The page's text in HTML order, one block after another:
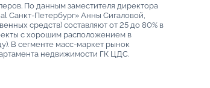
По данным заместителя директора
Санкт-Петербург» Анны Сигаловой,
средств) составляют от 25 до 80% в
с хорошим расположением в
В сегменте масс-маркет рынок
недвижимости ГК ЦДС.